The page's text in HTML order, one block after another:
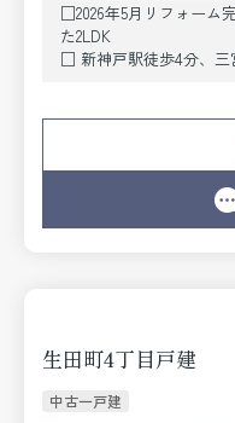
□2026年5月リフォーム
た2LDK
□ 新神戸駅徒歩4分、三
り収納できます。
□ オートロック・TVモ
スを備え、安心・快適
生田町4丁目戸建
中古一戸建